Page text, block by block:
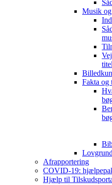
Musik
Fakta og
Afrapportering
COVID-19:
Hjælp til